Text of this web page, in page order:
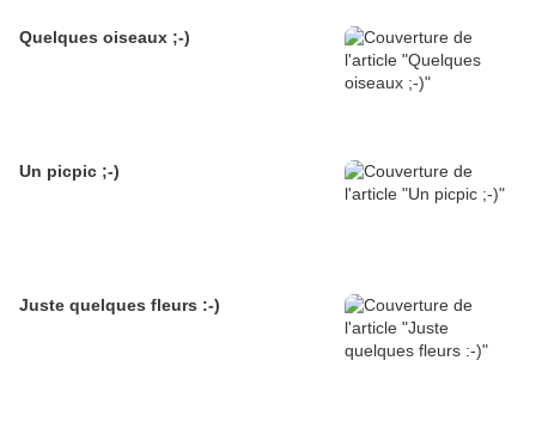
Quelques oiseaux ;-)
Un picpic ;-)
Juste quelques fleurs :-)